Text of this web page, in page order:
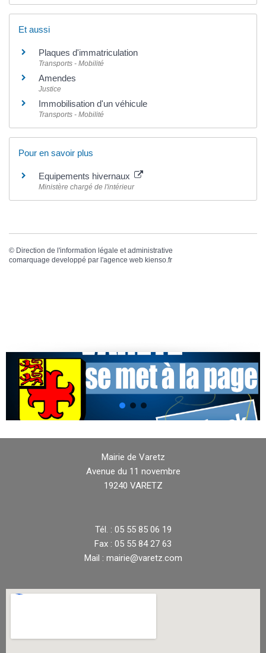
Et aussi
Plaques d'immatriculation
Transports - Mobilité
Amendes
Justice
Immobilisation d'un véhicule
Transports - Mobilité
Pour en savoir plus
Equipements hivernaux
Ministère chargé de l'intérieur
© Direction de l'information légale et administrative
comarquage developpé par l'agence web kienso.fr
Mairie de Varetz
Avenue du 11 novembre
19240 VARETZ
Tél. : 05 55 85 06 19
Fax : 05 55 84 27 63
Mail : mairie@varetz.com